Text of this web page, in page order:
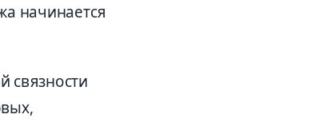
начинается
связности